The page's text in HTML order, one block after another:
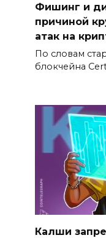
Фишинг и
причиной
атак на
По словам
блокчейна
Калши